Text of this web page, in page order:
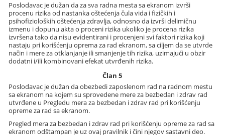
Poslodavac je dužan da za sva radna mesta sa ekranom izvrši
procenu rizika od nastanka oštećenja čula vida i fizičkih i
psihofizioloških oštećenja zdravlja, odnosno da izvrši delimičnu
izmenu i dopunu akta o proceni rizika ukoliko je procena rizika
izvršena tako da nisu evidentirani i procenjeni svi faktori rizika koji
nastaju pri korišćenju oprema za rad ekranom, sa ciljem da se utvrde
način i mere za otklanjanje ili smanjenje tih rizika, uzimajući u obzir
dodatni i/ili kombinovani efekat utvrđenih rizika.
Član 5
Poslodavac je dužan da obezbedi zaposlenom rad na radnom mestu
sa ekranom na kojem su sprovedene mere za bezbedan i zdrav rad
utvrđene u Pregledu mera za bezbedan i zdrav rad pri korišćenju
opreme za rad sa ekranom.
Pregled mera za bezbedan i zdrav rad pri korišćenju opreme za rad sa
ekranom odštampan je uz ovaj pravilnik i čini njegov sastavni deo.